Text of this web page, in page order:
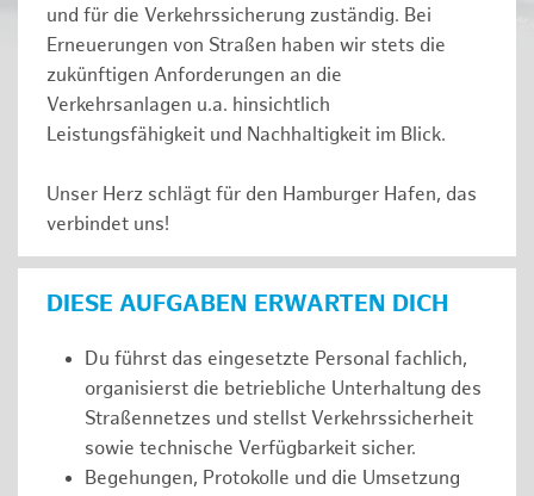
und für die Verkehrssicherung zuständig. Bei
Erneuerungen von Straßen haben wir stets die
zukünftigen Anforderungen an die
Verkehrsanlagen u.a. hinsichtlich
Leistungsfähigkeit und Nachhaltigkeit im Blick.
Unser Herz schlägt für den Hamburger Hafen, das
verbindet uns!
DIESE AUFGABEN ERWARTEN DICH
Du führst das eingesetzte Personal fachlich,
organisierst die betriebliche Unterhaltung des
Straßennetzes und stellst Verkehrssicherheit
sowie technische Verfügbarkeit sicher.
Begehungen, Protokolle und die Umsetzung